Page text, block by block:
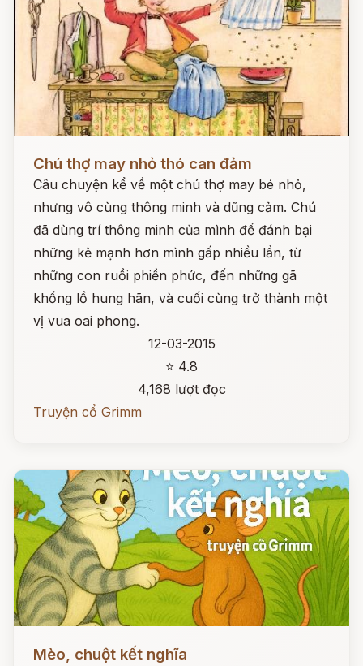
Chú thợ may nhỏ thó can đảm
Câu chuyện kể về một chú thợ may bé nhỏ,
nhưng vô cùng thông minh và dũng cảm. Chú
đã dùng trí thông minh của mình để đánh bại
những kẻ mạnh hơn mình gấp nhiều lần, từ
những con ruồi phiền phức, đến những gã
khổng lồ hung hãn, và cuối cùng trở thành một
vị vua oai phong.
12-03-2015
⭐ 4.8
4,168 lượt đọc
Truyện cổ Grimm
Mèo, chuột kết nghĩa